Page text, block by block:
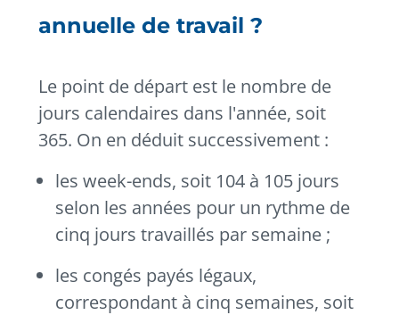
annuelle de travail ?
Le point de départ est le nombre de
jours calendaires dans l'année, soit
365. On en déduit successivement :
les week-ends, soit 104 à 105 jours
selon les années pour un rythme de
cinq jours travaillés par semaine ;
les congés payés légaux,
correspondant à cinq semaines, soit